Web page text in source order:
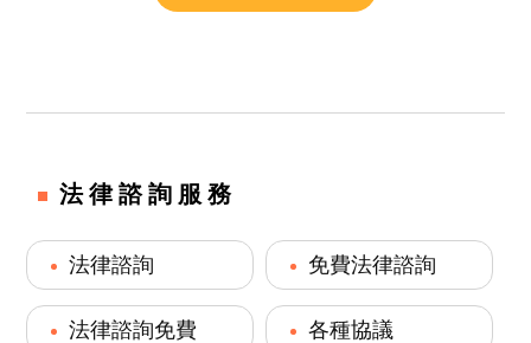
法律諮詢服務
法律諮詢 免費法律諮詢
法律諮詢免費 各種協議